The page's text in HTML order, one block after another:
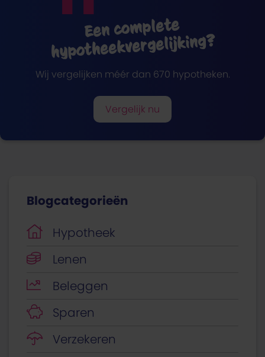
Een complete
hypotheekvergelijking?
Wij vergelijken méér dan 670 hypotheken.
Vergelijk nu
Blogcategorieën
Hypotheek
Lenen
Beleggen
Sparen
Verzekeren